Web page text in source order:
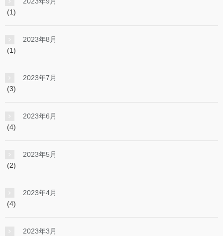
(1)
2023年8月
(1)
2023年7月
(3)
2023年6月
(4)
2023年5月
(2)
2023年4月
(4)
2023年3月